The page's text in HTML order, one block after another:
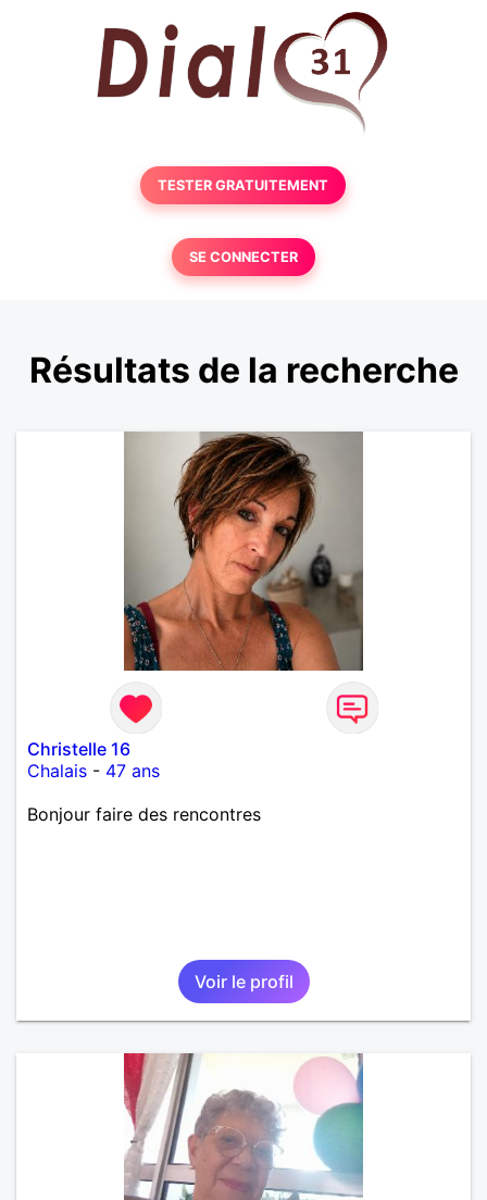
TESTER GRATUITEMENT
SE CONNECTER
Résultats de la recherche
Christelle 16
Chalais - 47 ans
Bonjour faire des rencontres
Voir le profil